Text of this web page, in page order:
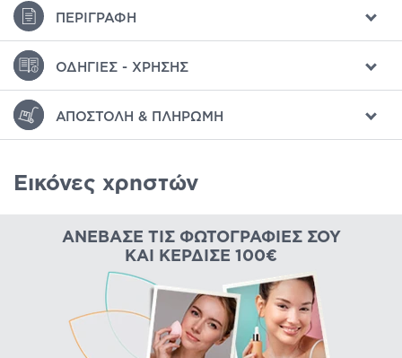
ΠΕΡΙΓΡΑΦΉ
ΟΔΗΓΊΕΣ - ΧΡΉΣΗΣ
ΑΠΟΣΤΟΛΉ & ΠΛΗΡΩΜΉ
Εικόνες χρηστών
ΑΝΈΒΑΣΕ ΤΙΣ ΦΩΤΟΓΡΑΦΊΕΣ ΣΟΥ
ΚΑΙ ΚΈΡΔΙΣΕ 100€